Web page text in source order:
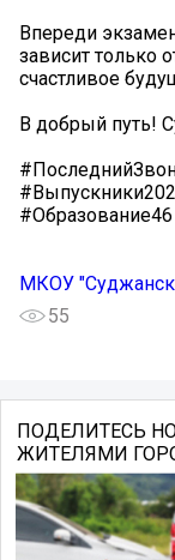
Впереди
зависит только
счастливое
В добрый путь!
МКОУ
55
ПОДЕЛИТЕСЬ
ЖИТЕЛЯМИ